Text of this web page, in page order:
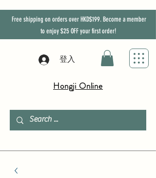
Free shipping on orders over HKD$199. Become a member
to enjoy$25 OFFyour first order!
登入
Hongji Online